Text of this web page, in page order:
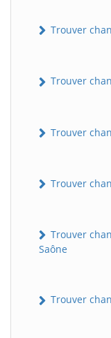
Trouver
Trouver
Trouver
Trouver
Trouver
Saône
Trouver